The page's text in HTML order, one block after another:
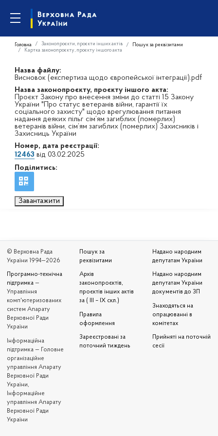
Головна Законопроєкти, проєкти інших актів
Пошук за реквізитами
Картка законопроєкту, проєкту іншого акта
Назва файлу:
Висновок (експертиза щодо європейської інтеграції).pdf
Назва законопроєкту, проєкту іншого акта:
Проєкт Закону про внесення зміни до статті 15 Закону
України "Про статус ветеранів війни, гарантії їх
соціального захисту" щодо врегулювання питання
надання деяких пільг сім’ям загиблих (померлих)
ветеранів війни, сім’ям загиблих (померлих) Захисників і
Захисниць України
Номер, дата реєстрації:
12463 від 03.02.2025
Поділитись:
Завантажити
© Верховна Рада
України 1994—2026
Програмно-технічна
підтримка —
Управління
комп'ютеризованих
систем Апарату
Верховної Ради
України
Iнформаційна
підтримка — Головне
організаційне
управління Апарату
Верховної Ради
України,
Інформаційне
управління Апарату
Верховної Ради
України
Пошук за
реквізитами
Архів
законопроєктів,
проєктів інших актів
за ( III – IX скл.)
Правила
оформлення
Зареєстровані за
поточний тиждень
Надано народним
депутатам України
Надано народним
депутатам України
документів до ЗП
Знаходяться на
опрацюванні в
комітетах
Прийняті на поточній
сесії